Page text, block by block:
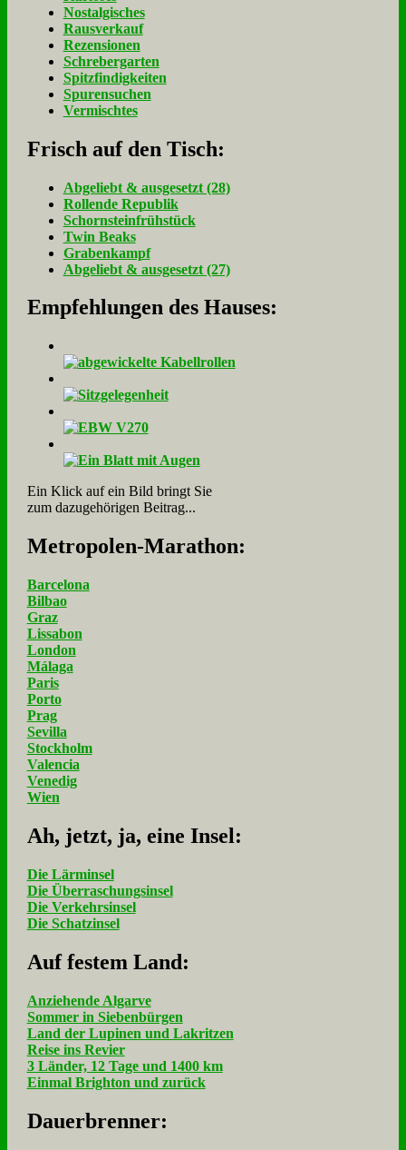
Nostalgisches
Rausverkauf
Rezensionen
Schrebergarten
Spitzfindigkeiten
Spurensuchen
Vermischtes
Frisch auf den Tisch:
Ab­ge­liebt & aus­ge­setzt (28)
Rol­len­de Re­pu­blik
Schorn­stein­früh­stück
Twin Beaks
Gra­ben­kampf
Ab­ge­liebt & aus­ge­setzt (27)
Empfehlungen des Hauses:
Ein Klick auf ein Bild bringt Sie
zum dazugehörigen Beitrag...
Me­tro­po­len-Ma­ra­thon:
Barcelona
Bilbao
Graz
Lissabon
London
Málaga
Paris
Porto
Prag
Sevilla
Stockholm
Valencia
Venedig
Wien
Ah, jetzt, ja, ei­ne In­sel:
Die Lärminsel
Die Überraschungsinsel
Die Verkehrsinsel
Die Schatzinsel
Auf fe­stem Land:
Anziehende Algarve
Sommer in Siebenbürgen
Land der Lupinen und Lakritzen
Reise ins Revier
3 Länder, 12 Tage und 1400 km
Einmal Brighton und zurück
Dau­er­bren­ner: